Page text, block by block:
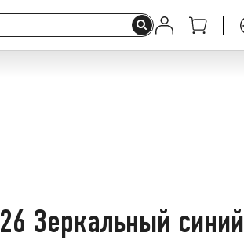
Зеркальный синий